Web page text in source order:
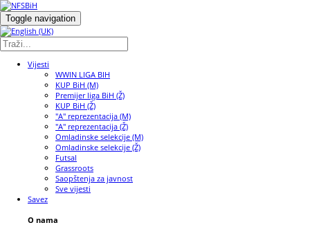
Toggle navigation
Vijesti
WWIN LIGA BIH
KUP BiH (M)
Premijer liga BiH (Ž)
KUP BiH (Ž)
"A" reprezentacija (M)
"A" reprezentacija (Ž)
Omladinske selekcije (M)
Omladinske selekcije (Ž)
Futsal
Grassroots
Saopštenja za javnost
Sve vijesti
Savez
O nama